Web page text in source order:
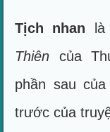
Tịch nhan là
Thiên của
phần sau của
trước của